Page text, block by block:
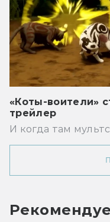
«Коты-воители»
трейлер
И когда там